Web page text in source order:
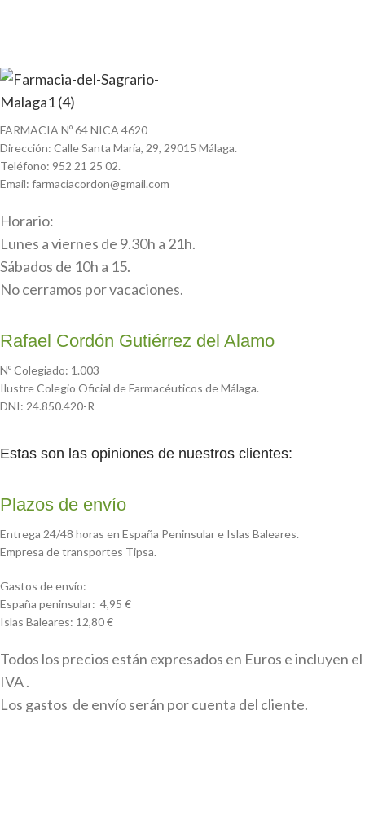
FARMACIA Nº 64 NICA 4620
Dirección: Calle Santa María, 29, 29015 Málaga.
Teléfono: 952 21 25 02.
Email: farmaciacordon@gmail.com
Horario:
Lunes a viernes de 9.30h a 21h.
Sábados de 10h a 15.
No cerramos por vacaciones.
Rafael Cordón Gutiérrez del Alamo
Nº Colegiado: 1.003
Ilustre Colegio Oficial de Farmacéuticos de Málaga.
DNI: 24.850.420-R
Estas son las opiniones de nuestros clientes:
Plazos de envío
Entrega 24/48 horas en España Peninsular e Islas Baleares.
Empresa de transportes Tipsa.
Gastos de envío:
España peninsular: 4,95 €
Islas Baleares: 12,80 €
Todos los precios están expresados en Euros e incluyen el
IVA .
Los gastos de envío serán por cuenta del cliente.